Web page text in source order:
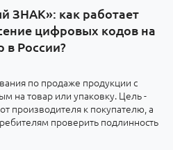
ЗНАК»: как работает
цифровых кодов на
в России?
по продаже продукции с
на товар или упаковку. Цель -
производителя к покупателю, а
проверить подлинность